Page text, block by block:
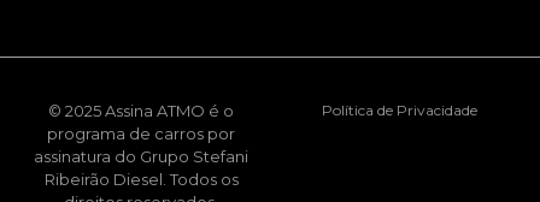
© 2025 Assina ATMO é o
programa de carros por
assinatura do Grupo Stefani
Ribeirão Diesel. Todos os
Política de Privacidade